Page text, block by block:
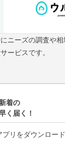
ニーズの調査や
ービスです。
着の
く届く！
プリをダウンロー